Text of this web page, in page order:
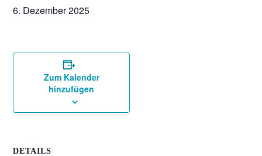
6. Dezember 2025
Zum Kalender
hinzufügen
DETAILS